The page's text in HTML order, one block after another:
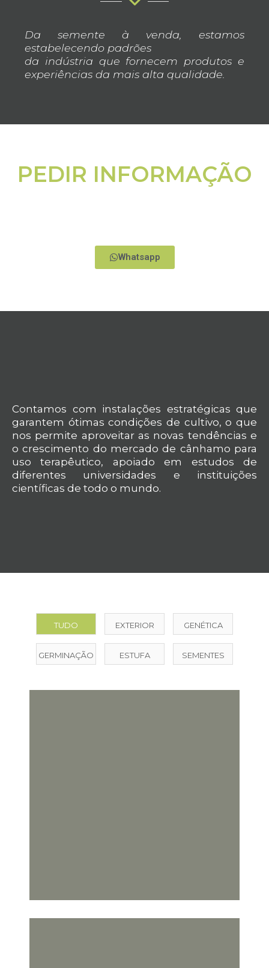
Da semente à venda, estamos
estabelecendo padrões
da indústria que fornecem produtos e
experiências da mais alta qualidade.
PEDIR INFORMAÇÃO
Whatsapp
Contamos com instalações estratégicas que
garantem ótimas condições de cultivo, o que
nos permite aproveitar as novas tendências e
o crescimento do mercado de cânhamo para
uso terapêutico, apoiado em estudos de
diferentes universidades e instituições
científicas de todo o mundo.
TUDO EXTERIOR GENÉTICA
GERMINAÇÃO ESTUFA SEMENTES